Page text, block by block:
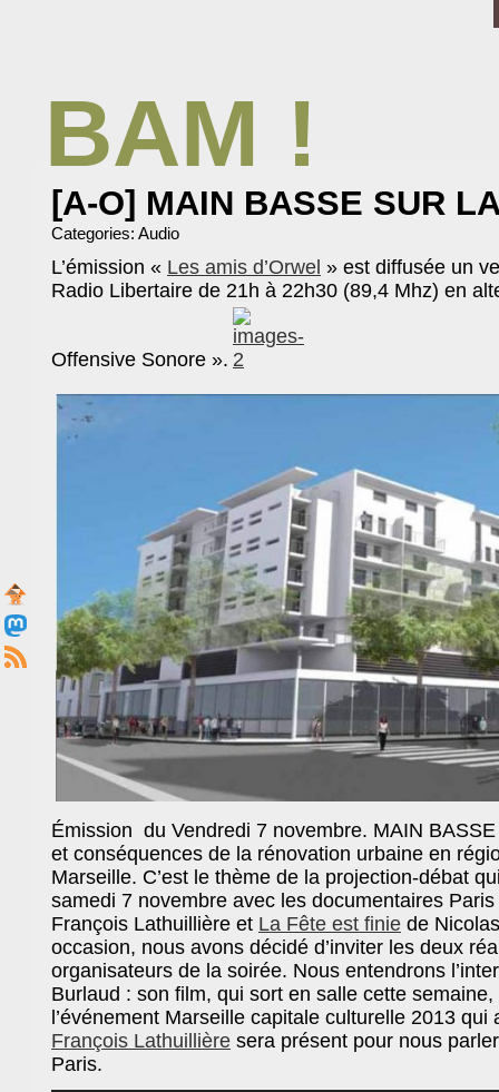
BAM !
[A-O] MAIN BASSE SUR
Categories: Audio
L’émission « Les amis d’Orwel » est diffusée un
Radio Libertaire de 21h à 22h30 (89,4 Mhz) en
Offensive Sonore ».
Émission du Vendredi 7 novembre. MAIN
et conséquences de la rénovation urbaine en
Marseille. C’est le thème de la projection-débat
samedi 7 novembre avec les documentaires
François Lathuillière et La Fête est finie de
occasion, nous avons décidé d’inviter les deux
organisateurs de la soirée. Nous entendrons
Burlaud : son film, qui sort en salle cette
l’événement Marseille capitale culturelle 2013 qui
François Lathuillière sera présent pour nous
Paris.